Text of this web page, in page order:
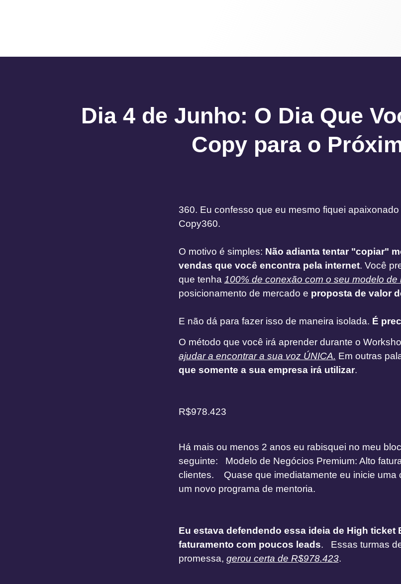
Dia 4 de Junho: O Dia Que
Copy para o
360. Eu confesso que eu mesmo fiquei
Copy360.
O motivo é simples: Não adianta tentar "copiar"
vendas que você encontra pela internet. Você
que tenha 100% de conexão com o seu modelo de
posicionamento de mercado e proposta de valor
E não dá para fazer isso de maneira isolada. É
O método que você irá aprender durante o
ajudar a encontrar a sua voz ÚNICA. Em outras
que somente a sua empresa irá utilizar.
R$978.423
Há mais ou menos 2 anos eu rabisquei no meu
seguinte: Modelo de Negócios Premium: Alto
clientes. Quase que imediatamente eu inicie uma
um novo programa de mentoria.
Eu estava defendendo essa ideia de High ticket
faturamento com poucos leads. Essas turmas
promessa, gerou certa de R$978.423.